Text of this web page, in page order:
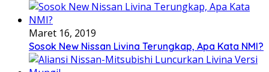
Maret 16, 2019
Sosok New Nissan Livina Terungkap, Apa Kata NMI?